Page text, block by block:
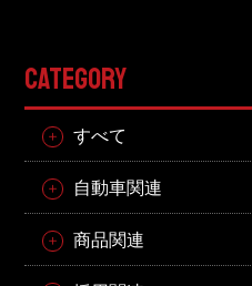
CATEGORY
すべて
自動車関連
商品関連